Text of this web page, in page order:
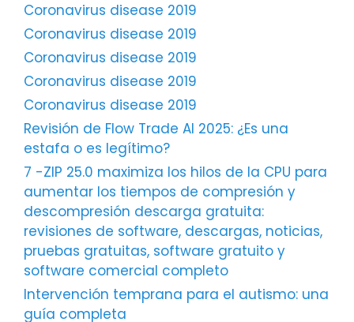
Coronavirus disease 2019
Coronavirus disease 2019
Coronavirus disease 2019
Coronavirus disease 2019
Coronavirus disease 2019
Revisión de Flow Trade AI 2025: ¿Es una
estafa o es legítimo?
7 -ZIP 25.0 maximiza los hilos de la CPU para
aumentar los tiempos de compresión y
descompresión descarga gratuita:
revisiones de software, descargas, noticias,
pruebas gratuitas, software gratuito y
software comercial completo
Intervención temprana para el autismo: una
guía completa